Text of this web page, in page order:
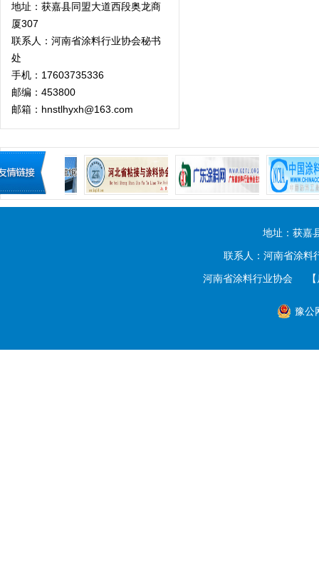
地址：获嘉县同盟大道西段奥龙商
厦307
联系人：河南省涂料行业协会秘书
处
手机：17603735336
邮编：453800
邮箱：hnstlhyxh@163.com
地址：获嘉
联系人：河南省涂
河南省涂料行业协会
豫公